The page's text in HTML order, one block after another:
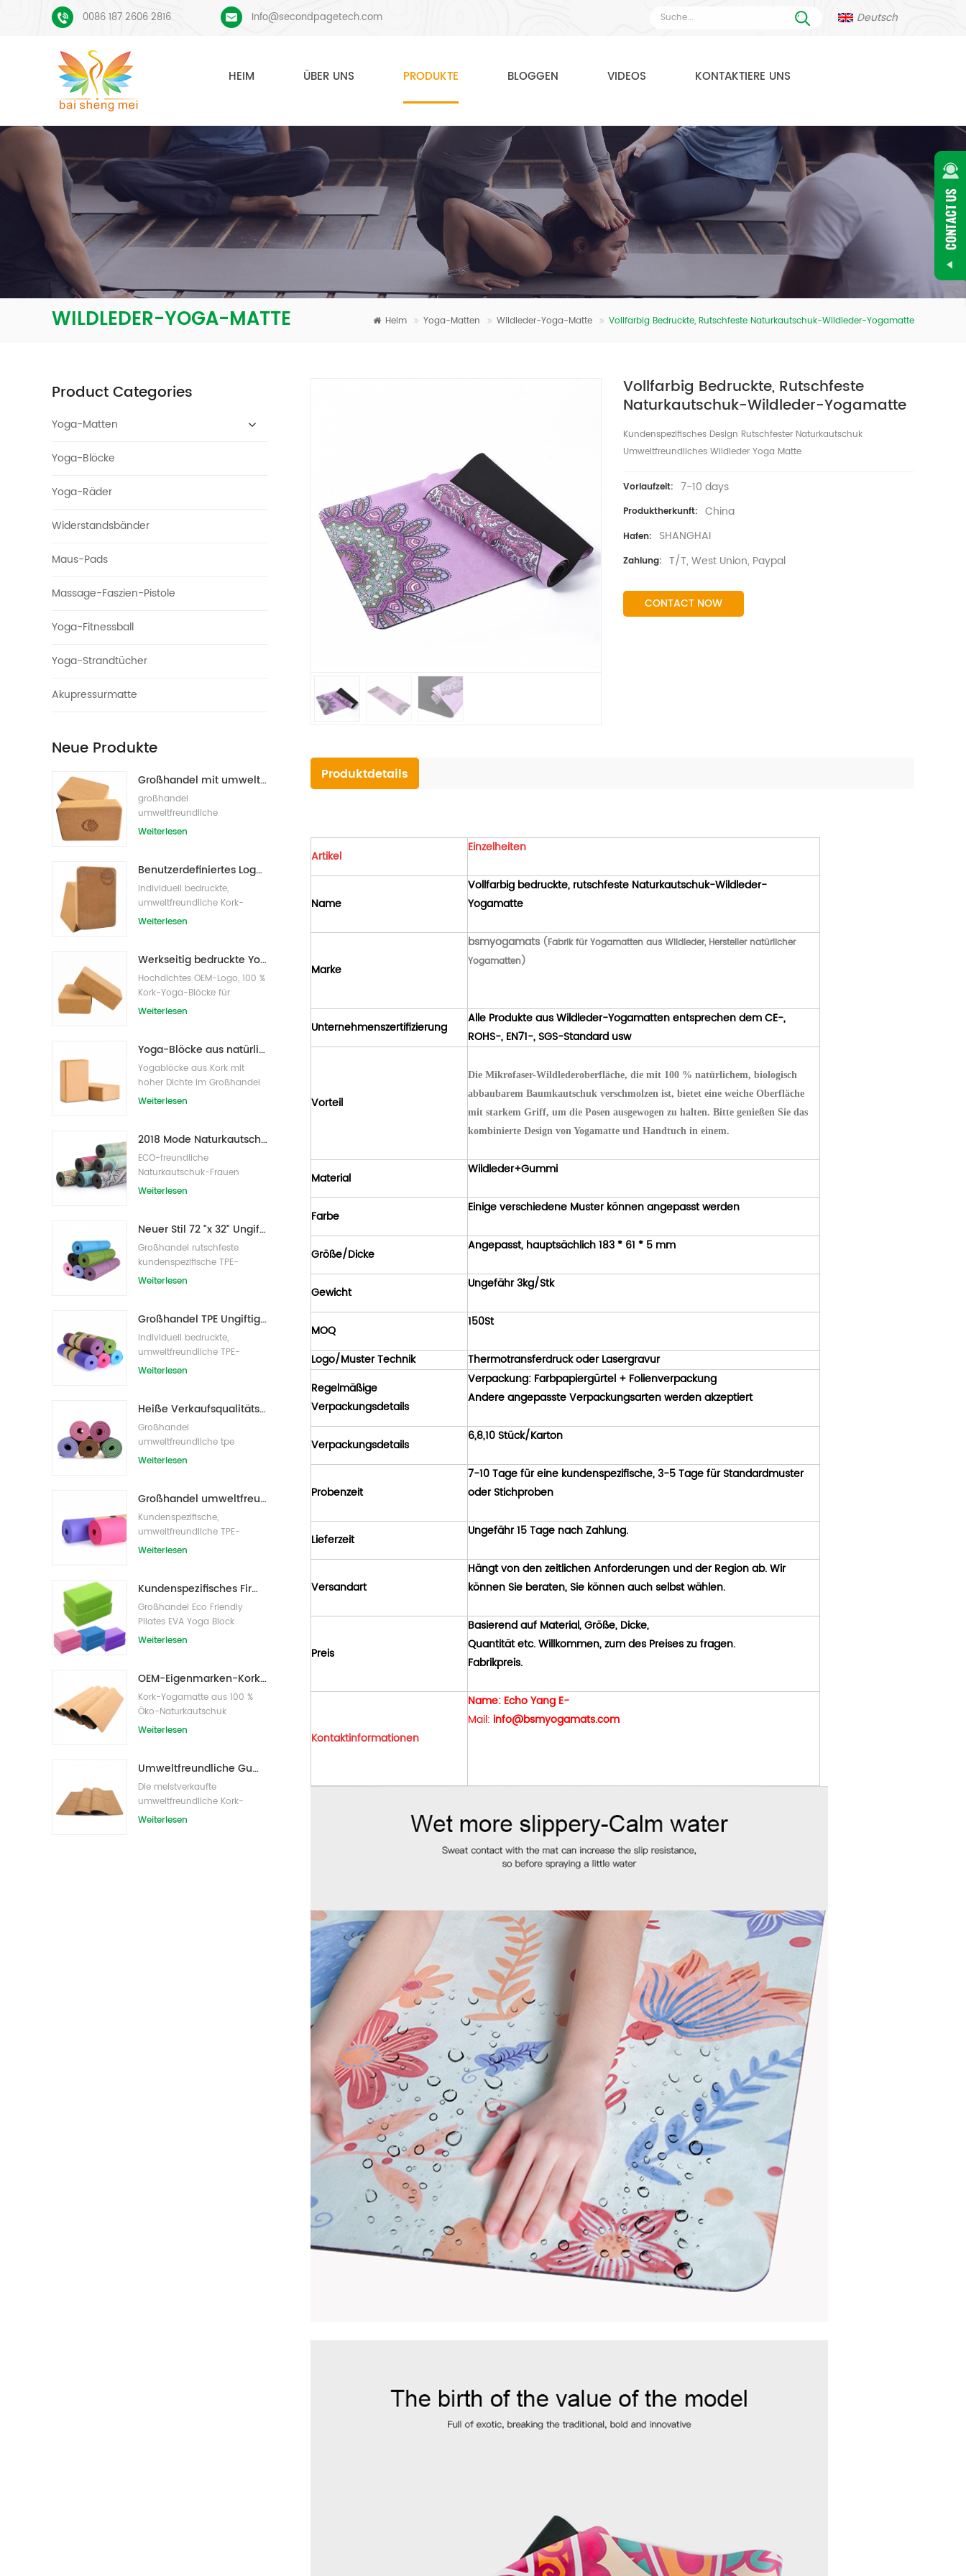
0086 187 2606 2816 Info@secondpagetech.com Deutsch
HEIM ÜBER UNS PRODUKTE BLOGGEN VIDEOS KONTAKTIERE UNS
WILDLEDER-YOGA-MATTE Heim Yoga-Matten Wildleder-Yoga-Matte Vollfarbig Bedruckte, Rutschfeste Naturkautschuk-Wildleder-Yogamatte
Product Categories
Yoga-Matten
Yoga-Blöcke
Yoga-Räder
Widerstandsbänder
Maus-Pads
Massage-Faszien-Pistole
Yoga-Fitnessball
Yoga-Strandtücher
Akupressurmatte
Neue Produkte
Großhandel mit umweltfreundlichen Naturkork-Yogablöcken / -ziegeln
großhandel
umweltfreundliche
eigenmarke kork yoga block
Weiterlesen
Benutzerdefiniertes Logo, das umweltfreundliche Kork-Yoga-Blöcke für das Übungstraining druckt
Individuell bedruckte,
umweltfreundliche Kork-
Yoga-Blöcke /Ziegel für
Weiterlesen
Werkseitig bedruckte Yoga-Blöcke/Ziegel aus Naturkork mit Eigenmarke
Hochdichtes OEM-Logo, 100 %
Kork-Yoga-Blöcke für
Übungen
Weiterlesen
Yoga-Blöcke aus natürlichem Kork, 10,2 x 15,2 x 22,9 cm, natürliche, rutschfeste Steine
Yogablöcke aus Kork mit
hoher Dichte im Großhandel
Weiterlesen
2018 Mode Naturkautschuk individuell bedruckte Wildleder Yogamatten Großhandel
ECO-freundliche
Naturkautschuk-Frauen
bedruckte Wildleder-Yoga-
Weiterlesen
Neuer Stil 72 "x 32" Ungiftig, kein Latex, kein PVC - 100% TPE Yogamatte
Großhandel rutschfeste
kundenspezifische TPE-
Yogamatte mit hoher Dichte
Weiterlesen
Großhandel TPE Ungiftige patentierte umweltfreundliche Yogamatte aus China
Individuell bedruckte,
umweltfreundliche TPE-
Yogamatte
Weiterlesen
Heiße Verkaufsqualitäts-kundenspezifische TPE-Yogamatte vom Porzellan
Großhandel
umweltfreundliche tpe
rutschfeste wasserdichte
Weiterlesen
Großhandel umweltfreundliche Yogamatte aus rutschfestem, wasserdichtem TPE-Material
Kundenspezifische,
umweltfreundliche TPE-
Yogamatte mit Eigenmarke
Weiterlesen
Kundenspezifisches Firmenzeichen der neuen Art Großhandelsnatürliche EVA-Schaum-Yoga-Blöcke/Ziegelsteine
Großhandel Eco Friendly
Pilates EVA Yoga Block
s/Bricks
Weiterlesen
OEM-Eigenmarken-Kork-Yogamatte mit individuellem Design
Kork-Yogamatte aus 100 %
Öko-Naturkautschuk
Weiterlesen
Umweltfreundliche Gummi-/Fitness-/kundenspezifische Kork-Yogamatte/Kork-Übungsmatten
Die meistverkaufte
umweltfreundliche Kork-
Yogamatte von Amazon
Weiterlesen
Vollfarbig Bedruckte, Rutschfeste
Naturkautschuk-Wildleder-Yogamatte
Kundenspezifisches Design Rutschfester Naturkautschuk
Umweltfreundliches Wildleder Yoga Matte
Vorlaufzeit: 7-10 days
Produktherkunft: China
Hafen: SHANGHAI
Zahlung: T/T, West Union, Paypal
CONTACT NOW
Produktdetails
Artikel
Einzelheiten
Name
Vollfarbig bedruckte, rutschfeste Naturkautschuk-Wildleder-
Yogamatte
Marke
bsmyogamats (Fabrik für Yogamatten aus Wildleder, Hersteller natürlicher
Yogamatten)
Unternehmenszertifizierung
Alle Produkte aus Wildleder-Yogamatten entsprechen dem CE-,
ROHS-, EN71-, SGS-Standard usw
Vorteil
Die Mikrofaser-Wildlederoberfläche, die mit 100 % natürlichem, biologisch
abbaubarem Baumkautschuk verschmolzen ist, bietet eine weiche Oberfläche
mit starkem Griff, um die Posen ausgewogen zu halten. Bitte genießen Sie das
kombinierte Design von Yogamatte und Handtuch in einem.
Material
Wildleder+Gummi
Farbe
Einige verschiedene Muster können angepasst werden
Größe/Dicke
Angepasst, hauptsächlich 183 * 61 * 5 mm
Gewicht
Ungefähr 3kg/Stk
MOQ
150St
Logo/Muster Technik
Thermotransferdruck oder Lasergravur
Regelmäßige
Verpackungsdetails
Verpackung: Farbpapiergürtel + Folienverpackung
Andere angepasste Verpackungsarten werden akzeptiert
Verpackungsdetails
6,8,10 Stück/Karton
Probenzeit
7-10 Tage für eine kundenspezifische, 3-5 Tage für Standardmuster
oder Stichproben
Lieferzeit
Ungefähr 15 Tage nach Zahlung.
Versandart
Hängt von den zeitlichen Anforderungen und der Region ab. Wir
können Sie beraten, Sie können auch selbst wählen.
Preis
Basierend auf Material, Größe, Dicke,
Quantität etc. Willkommen, zum des Preises zu fragen.
Fabrikpreis.
Kontaktinformationen
Name: Echo Yang E-
Mail: info@bsmyogamats.com